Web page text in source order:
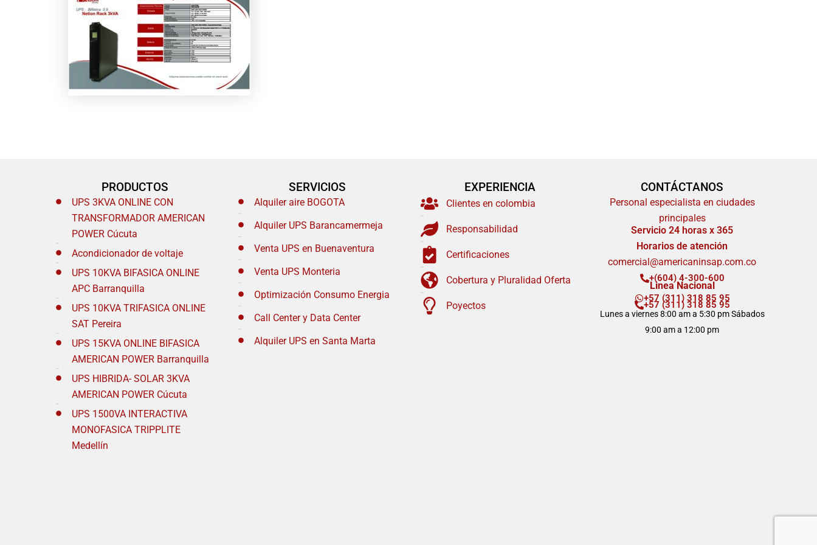
PRODUCTOS
UPS 3KVA ONLINE CON
TRANSFORMADOR AMERICAN
POWER Cúcuta
Acondicionador de voltaje
UPS 10KVA BIFASICA ONLINE
APC Barranquilla
UPS 10KVA TRIFASICA ONLINE
SAT Pereira
UPS 15KVA ONLINE BIFASICA
AMERICAN POWER Barranquilla
UPS HIBRIDA- SOLAR 3KVA
AMERICAN POWER Cúcuta
UPS 1500VA INTERACTIVA
MONOFASICA TRIPPLITE
Medellín
SERVICIOS
Alquiler aire BOGOTA
Alquiler UPS Barancamermeja
Venta UPS en Buenaventura
Venta UPS Monteria
Optimización Consumo Energia
Call Center y Data Center
Alquiler UPS en Santa Marta
EXPERIENCIA
Clientes en colombia
Responsabilidad
Certificaciones
Cobertura y Pluralidad Oferta
Poyectos
CONTÁCTANOS
Personal especialista en ciudades
principales
Servicio 24 horas x 365
Horarios de atención
comercial@americaninsap.com.co
+(604) 4-300-600
Linea Nacional
+57 (311) 318 85 95
+57 (311) 318 85 95
Lunes a viernes 8:00 am a 5:30 pm Sábados
9:00 am a 12:00 pm